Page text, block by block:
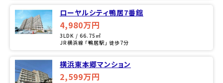
ローヤルシティ鴨居7番館
4,980万円
3LDK / 66.75㎡
JR横浜線 「鴨居駅」 徒歩7分
横浜東本郷マンション
2,599万円